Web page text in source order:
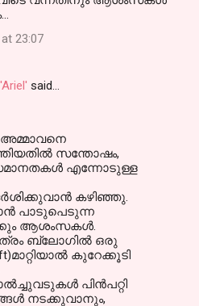
23:07
said…
സന്തോഷം,
എന്നോടുള്ള
കഴിഞ്ഞു.
പാടുപെടുന്ന
ആശംസകള്‍.
ബ്ലോഗില്‍ ഒരു
കുറേക്കൂടി
പിന്‍പറ്റി
നടക്കുവാനും,